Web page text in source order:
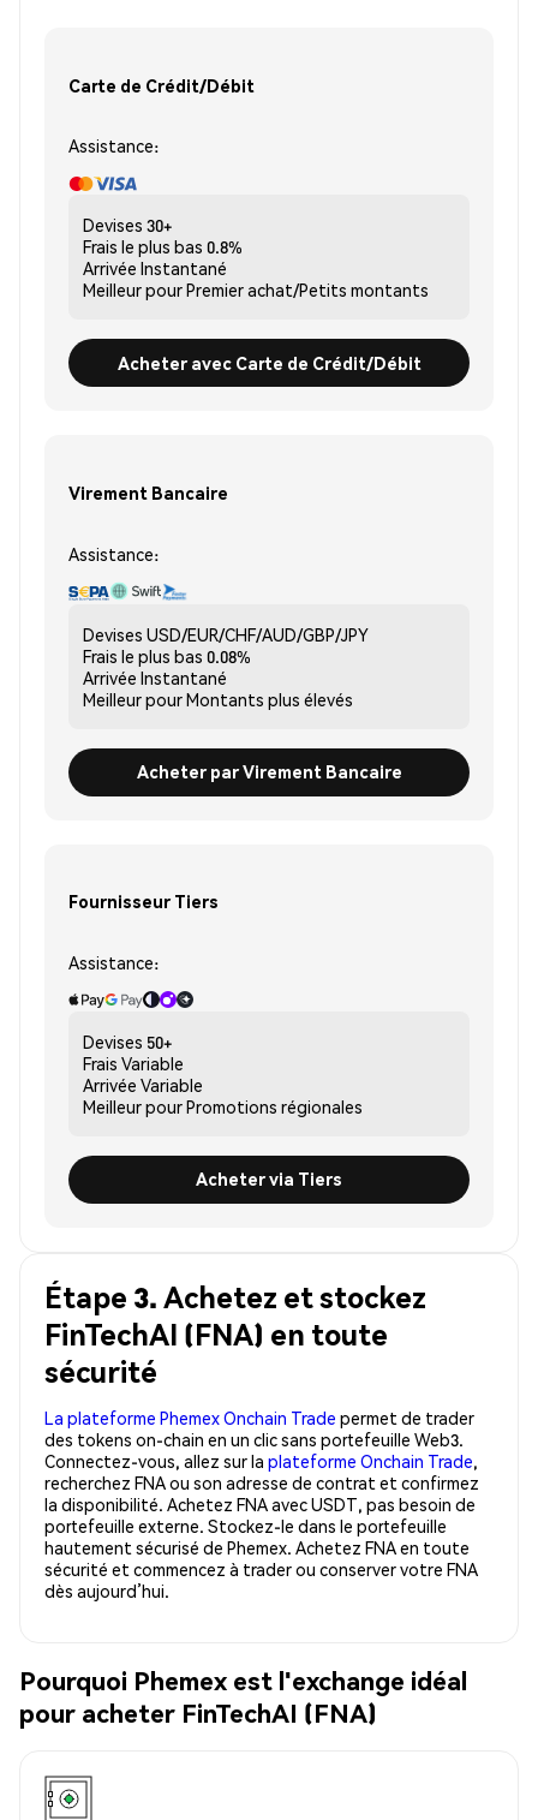
Carte de Crédit/Débit
Assistance:
Devises 30+
Frais le plus bas 0.8%
Arrivée Instantané
Meilleur pourPremier achat/Petits montants
Acheter avec Carte de Crédit/Débit
Virement Bancaire
Assistance:
Devises USD/EUR/CHF/AUD/GBP/JPY
Frais le plus bas 0.08%
Arrivée Instantané
Meilleur pourMontants plus élevés
Acheter par Virement Bancaire
Fournisseur Tiers
Assistance:
Devises 50+
Frais Variable
Arrivée Variable
Meilleur pourPromotions régionales
Acheter via Tiers
Étape 3. Achetez et stockez
FinTechAI (FNA) en toute
sécurité
La plateforme Phemex Onchain Trade permet de trader
des tokens on-chain en un clic sans portefeuille Web3.
Connectez-vous, allez sur la plateforme Onchain Trade,
recherchez FNA ou son adresse de contrat et confirmez
la disponibilité. Achetez FNA avec USDT, pas besoin de
portefeuille externe. Stockez-le dans le portefeuille
hautement sécurisé de Phemex. Achetez FNA en toute
sécurité et commencez à trader ou conserver votre FNA
dès aujourd’hui.
Pourquoi Phemex est l'exchange idéal
pour acheter FinTechAI (FNA)